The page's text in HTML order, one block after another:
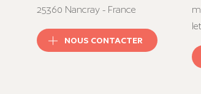
25360 Nancray - France
NOUS CONTACTER